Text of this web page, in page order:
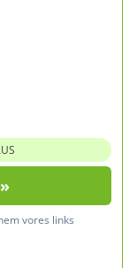
vores links